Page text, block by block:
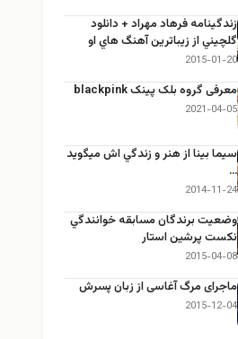
زندگينامه فرهاد مهراد + دانلود
گلچيني از زيباترين آهنگ هاي او
2015-01-20
معرفی گروه بلک پینک blackpink
2021-04-05
سيما بينا از هنر و زندگي اش ميگويد
…
2014-11-24
وضعيت برندگان مسابقه خوانندگي
نکست پرشین استار
2015-04-08
ماجرای مرگ آغاسی از زبان پسرش
2015-12-04